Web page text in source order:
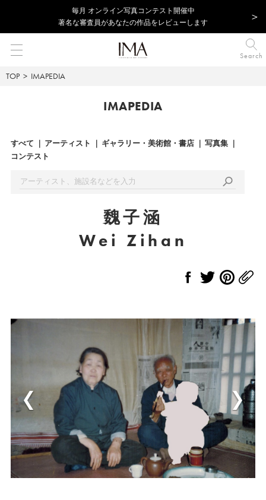
毎⽉ オンライン写真コンテスト開催中
著名な審査員があなたの作品をレビューします
Search
TOP IMAPEDIA
IMAPEDIA
すべて アーティスト ギャラリー・美術館・書店
写真集
コンテスト
魏子涵
Wei Zihan